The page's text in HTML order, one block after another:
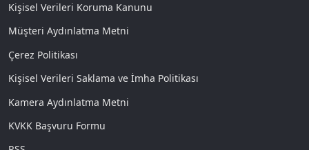
Kişisel Verileri Koruma Kanunu
Müşteri Aydınlatma Metni
Çerez Politikası
Kişisel Verileri Saklama ve İmha Politikası
Kamera Aydınlatma Metni
KVKK Başvuru Formu